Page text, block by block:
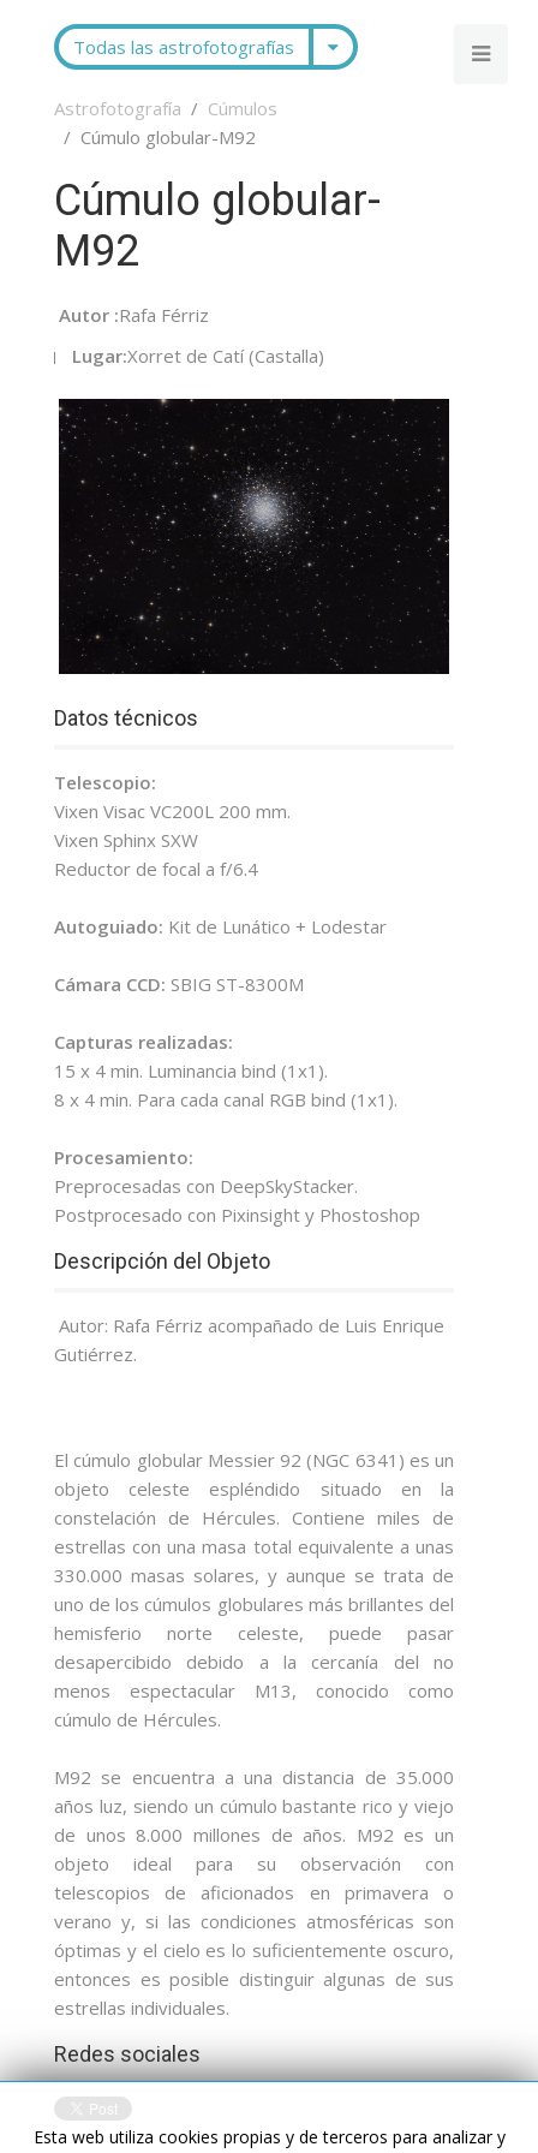
Todas las astrofotografías
Astrofotografía
Cúmulos
Cúmulo globular-M92
Cúmulo globular-
M92
Autor :Rafa Férriz
Lugar:Xorret de Catí (Castalla)
Datos técnicos
Telescopio:
Vixen Visac VC200L 200 mm.
Vixen Sphinx SXW
Reductor de focal a f/6.4
Autoguiado: Kit de Lunático + Lodestar
Cámara CCD: SBIG ST-8300M
Capturas realizadas:
15 x 4 min. Luminancia bind (1x1).
8 x 4 min. Para cada canal RGB bind (1x1).
Procesamiento:
Preprocesadas con DeepSkyStacker.
Postprocesado con Pixinsight y Phostoshop
Descripción del Objeto
Autor: Rafa Férriz acompañado de Luis Enrique
Gutiérrez.
El cúmulo globular Messier 92 (NGC 6341) es un
objeto celeste espléndido situado en la
constelación de Hércules. Contiene miles de
estrellas con una masa total equivalente a unas
330.000 masas solares, y aunque se trata de
uno de los cúmulos globulares más brillantes del
hemisferio norte celeste, puede pasar
desapercibido debido a la cercanía del no
menos espectacular M13, conocido como
cúmulo de Hércules.
M92 se encuentra a una distancia de 35.000
años luz, siendo un cúmulo bastante rico y viejo
de unos 8.000 millones de años. M92 es un
objeto ideal para su observación con
telescopios de aficionados en primavera o
verano y, si las condiciones atmosféricas son
óptimas y el cielo es lo suficientemente oscuro,
entonces es posible distinguir algunas de sus
estrellas individuales.
Redes sociales
Esta web utiliza cookies propias y de terceros para analizar y